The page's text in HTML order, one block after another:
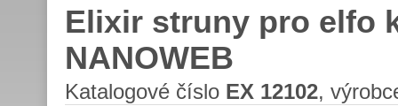
Elixir struny pro elfo
NANOWEB
Katalogové číslo EX 12102,